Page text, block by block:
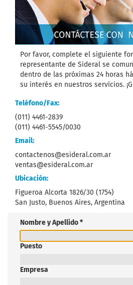
Por favor, complete el siguiente
representante de Sideral se
dentro de las próximas 24 horas
su interés en nuestros servicios.
Teléfono/Fax:
(011) 4461-2839
(011) 4461-5545/0030
Email:
contactenos@esideral.com.ar
ventas@esideral.com.ar
Ubicación:
Figueroa Alcorta 1826/30 (1754)
San Justo, Buenos Aires, Argentina
Nombre y Apellido *
Puesto
Empresa